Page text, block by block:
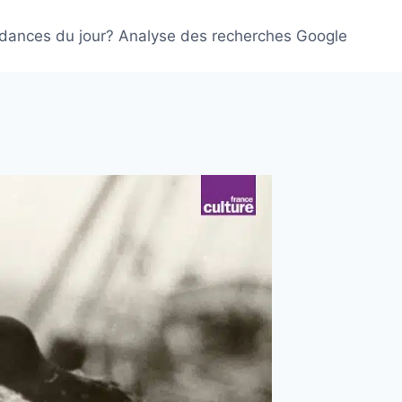
du jour? Analyse des recherches Google